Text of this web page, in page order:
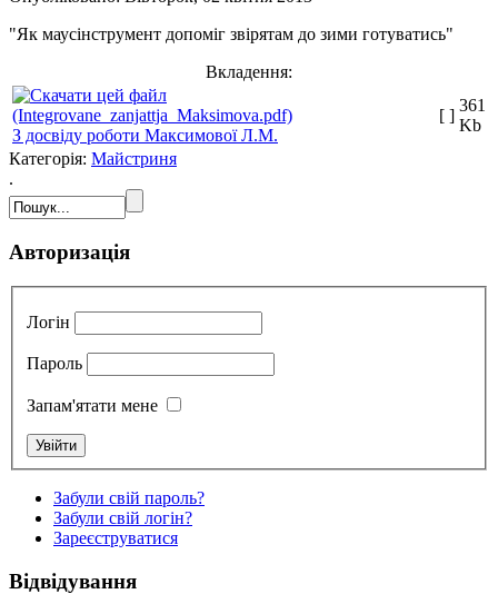
"Як маусінструмент допоміг звірятам до зими готуватись"
Вкладення:
З досвіду роботи Максимової Л.М.
[ ]
361
Kb
Категорія: Майстриня
.
Авторизація
Логін
Пароль
Запам'ятати мене
Забули свій пароль?
Забули свій логін?
Зареєструватися
Відвідування